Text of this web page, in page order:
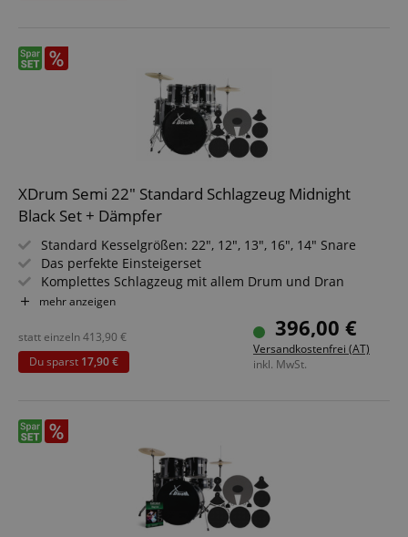
XDrum Semi 22" Standard Schlagzeug Midnight
Black Set + Dämpfer
Standard Kesselgrößen: 22", 12", 13", 16", 14" Snare
Das perfekte Einsteigerset
Komplettes Schlagzeug mit allem Drum und Dran
Höhenverstellbarer Hocker
Inkl. Drumsticks, Aufbauanleitung und Schlagzeugschule
Sparset mit komplettem Dämpferset
mehr anzeigen
396,00 €
Versandkostenfrei (AT)
inkl. MwSt.
statt einzeln413,90 €
Du sparst 17,90 €